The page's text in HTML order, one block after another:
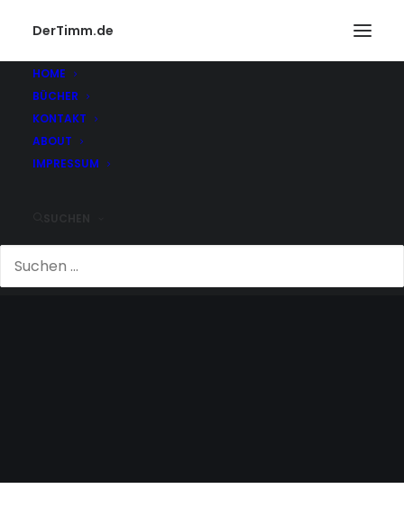
DerTimm.de
HOME
BÜCHER
KONTAKT
ABOUT
IMPRESSUM